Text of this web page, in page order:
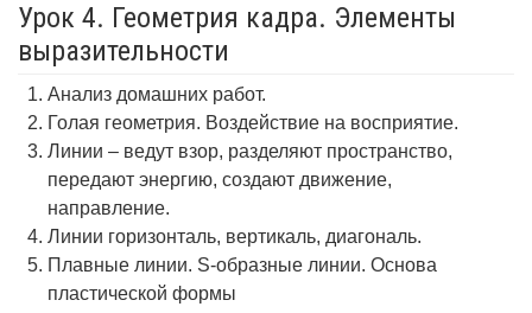
Урок 4. Геометрия кадра. Элементы
выразительности
Анализ домашних работ.
Голая геометрия. Воздействие на восприятие.
Линии – ведут взор, разделяют пространство,
передают энергию, создают движение,
направление.
Линии горизонталь, вертикаль, диагональ.
Плавные линии. S-образные линии. Основа
пластической формы